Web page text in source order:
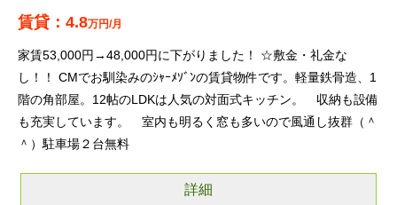
4.8万円/月
家賃53,000円→48,000円に下がりました！ ☆敷金・礼金な
し！！ CMでお馴染みのｼｬｰﾒｿﾞﾝの賃貸物件です。軽量鉄骨造、1
階の角部屋。12帖のLDKは人気の対面式キッチン。 収納も設備
も充実しています。 室内も明るく窓も多いので風通し抜群（＾
＾）駐車場２台無料
詳細